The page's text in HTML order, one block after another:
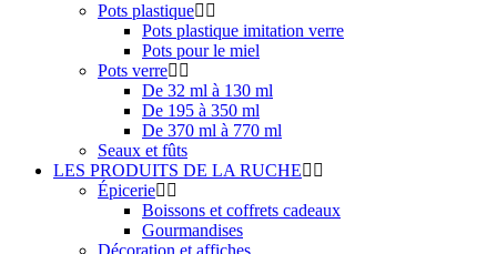
Pots plastique
Pots plastique imitation verre
Pots pour le miel
Pots verre
De 32 ml à 130 ml
De 195 à 350 ml
De 370 ml à 770 ml
Seaux et fûts
LES PRODUITS DE LA RUCHE
Épicerie
Boissons et coffrets cadeaux
Gourmandises
Décoration et affiches